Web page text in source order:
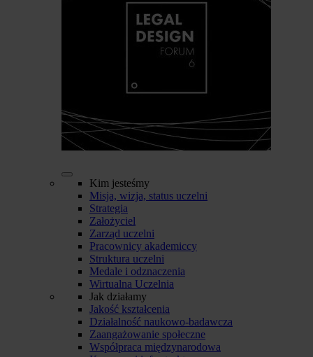
Kim jesteśmy
Misja, wizja, status uczelni
Strategia
Założyciel
Zarząd uczelni
Pracownicy akademiccy
Struktura uczelni
Medale i odznaczenia
Wirtualna Uczelnia
Jak działamy
Jakość kształcenia
Działalność naukowo-badawcza
Zaangażowanie społeczne
Współpraca międzynarodowa